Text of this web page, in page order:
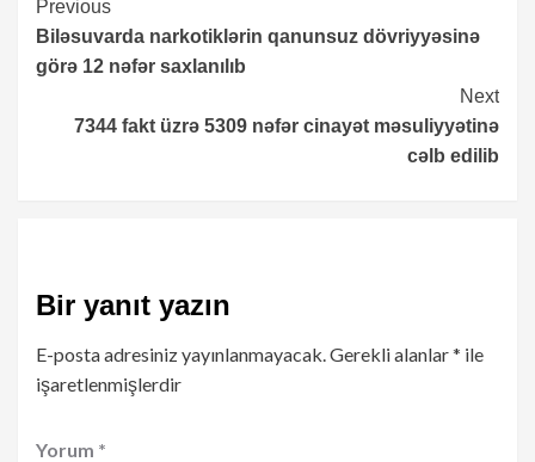
Continue
Reading
Previous
Biləsuvarda narkotiklərin qanunsuz dövriyyəsinə
görə 12 nəfər saxlanılıb
Next
7344 fakt üzrə 5309 nəfər cinayət məsuliyyətinə
cəlb edilib
Bir yanıt yazın
E-posta adresiniz yayınlanmayacak. Gerekli alanlar* ile
işaretlenmişlerdir
Yorum *